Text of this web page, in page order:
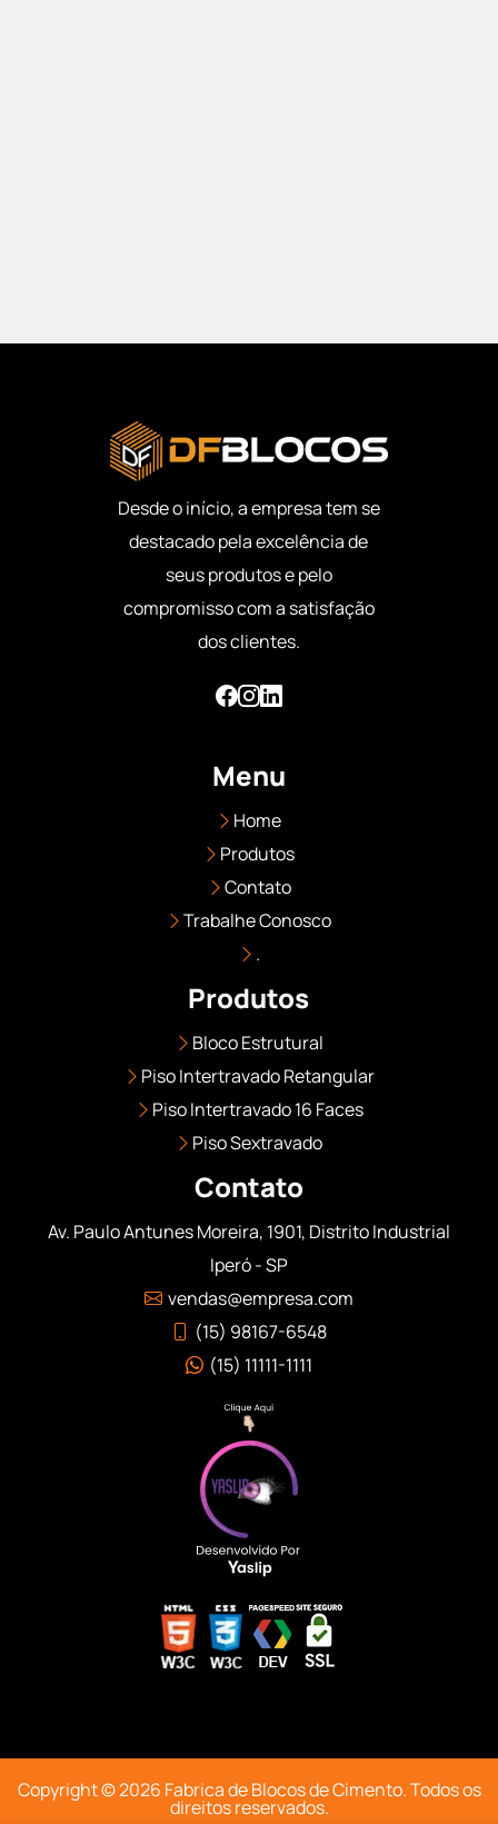
Desde o início, a empresa tem se
destacado pela excelência de
seus produtos e pelo
compromisso com a satisfação
dos clientes.
Menu
Home
Produtos
Contato
Trabalhe Conosco
.
Produtos
Bloco Estrutural
Piso Intertravado Retangular
Piso Intertravado 16 Faces
Piso Sextravado
Contato
Av. Paulo Antunes Moreira, 1901, Distrito Industrial
Iperó - SP
vendas@empresa.com
(15) 98167-6548
(15) 11111-1111
Copyright © 2026 Fabrica de Blocos de Cimento. Todos os
direitos reservados.